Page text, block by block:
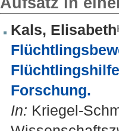
Kals, Elisabeth
Forschung.
In: Kriegel-